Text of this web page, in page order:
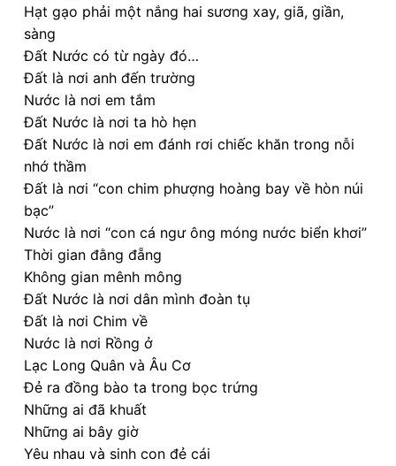
Hạt gạo phải một nắng hai sương xay, giã, giần,
sàng
Đất Nước có từ ngày đó…
Đất là nơi anh đến trường
Nước là nơi em tắm
Đất Nước là nơi ta hò hẹn
Đất Nước là nơi em đánh rơi chiếc khăn trong nỗi
nhớ thầm
Đất là nơi “con chim phượng hoàng bay về hòn núi
bạc”
Nước là nơi “con cá ngư ông móng nước biển khơi”
Thời gian đằng đẵng
Không gian mênh mông
Đất Nước là nơi dân mình đoàn tụ
Đất là nơi Chim về
Nước là nơi Rồng ở
Lạc Long Quân và Âu Cơ
Đẻ ra đồng bào ta trong bọc trứng
Những ai đã khuất
Những ai bây giờ
Yêu nhau và sinh con đẻ cái